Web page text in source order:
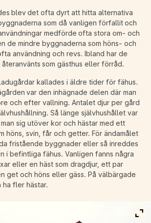
blev det ofta dyrt att hitta alternativa
som då vanligen förfallit och
medförde ofta stora om- och
de mindre byggnaderna som höns- och
användning och revs. Ibland har de
som gästhus eller förråd.
kallades i äldre tider för fähus.
var den inhägnade delen där man
och efter vallning. Antalet djur per gård
Så länge självhushållet var
sig utöver kor och hästar med ett
höns, svin, får och getter. För ändamålet
fristående byggnader eller så inreddes
i befintliga fähus. Vanligen fanns några
eller en häst som dragdjur, ett par
get och höns eller gäss. På välbärgade
ha fler hästar.